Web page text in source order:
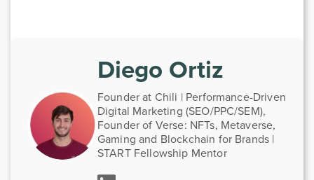
Diego Ortiz
Founder at Chili | Performance-Driven
Digital Marketing (SEO/PPC/SEM),
Founder of Verse: NFTs, Metaverse,
Gaming and Blockchain for Brands |
START Fellowship Mentor